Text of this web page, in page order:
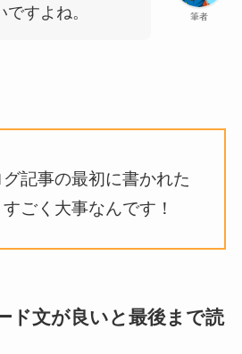
筆者
すよね。
記事の最初に書かれた
ごく大事なんです！
ド文が良いと最後まで読